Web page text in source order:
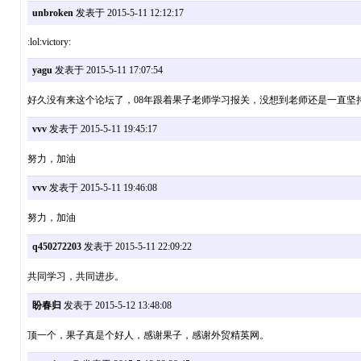
unbroken发表于 2015-5-11 12:12:17
:lol:victory:
yagu发表于 2015-5-11 17:07:54
好久没有来这个论坛了，08年跟着果子老师学习报关，没想到老师还是一直坚
vvv发表于 2015-5-11 19:45:17
努力，加油
vvv发表于 2015-5-11 19:46:08
努力，加油
q450272203发表于 2015-5-11 22:09:22
共同学习，共同进步。
盼春归 发表于 2015-5-12 13:48:08
顶一个，果子真是个好人，感谢果子，感谢外贸精英网。